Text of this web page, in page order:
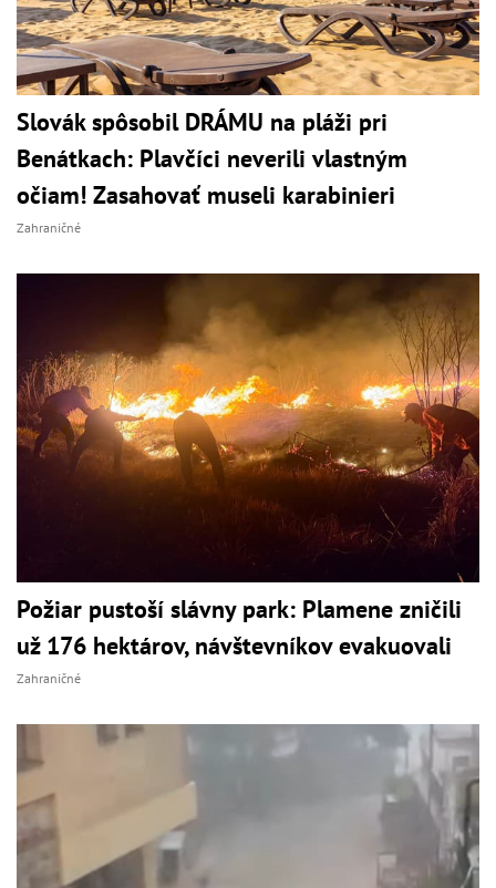
Slovák spôsobil DRÁMU na pláži pri
Benátkach: Plavčíci neverili vlastným
očiam! Zasahovať museli karabinieri
Zahraničné
Požiar pustoší slávny park: Plamene zničili
už 176 hektárov, návštevníkov evakuovali
Zahraničné